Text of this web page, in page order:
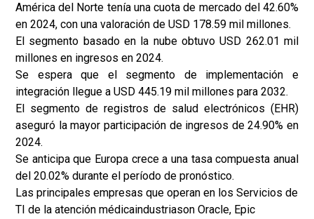
América del Norte tenía una cuota de mercado del 42.60%
en 2024, con una valoración de USD 178.59 mil millones.
El segmento basado en la nube obtuvo USD 262.01 mil
millones en ingresos en 2024.
Se espera que el segmento de implementación e
integración llegue a USD 445.19 mil millones para 2032.
El segmento de registros de salud electrónicos (EHR)
aseguró la mayor participación de ingresos de 24.90% en
2024.
Se anticipa que Europa crece a una tasa compuesta anual
del 20.02% durante el período de pronóstico.
Las principales empresas que operan en los Servicios de
TI de la atención médicaindustriason Oracle, Epic